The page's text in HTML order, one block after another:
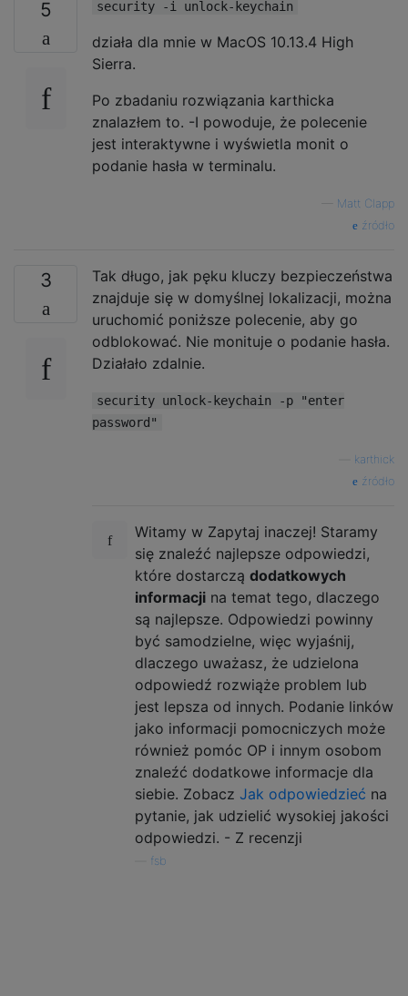
5 security -i unlock-keychain
działa dla mnie w MacOS 10.13.4 High
Sierra.
Po zbadaniu rozwiązania karthicka
znalazłem to. -I powoduje, że polecenie
jest interaktywne i wyświetla monit o
podanie hasła w terminalu.
Matt Clapp
źródło
3
Tak długo, jak pęku kluczy bezpieczeństwa
znajduje się w domyślnej lokalizacji, można
uruchomić poniższe polecenie, aby go
odblokować. Nie monituje o podanie hasła.
Działało zdalnie.
security unlock-keychain -p "enter
password"
karthick
źródło
Witamy w Zapytaj inaczej! Staramy
się znaleźć najlepsze odpowiedzi,
które dostarczą dodatkowych
informacji na temat tego, dlaczego
są najlepsze. Odpowiedzi powinny
być samodzielne, więc wyjaśnij,
dlaczego uważasz, że udzielona
odpowiedź rozwiąże problem lub
jest lepsza od innych. Podanie linków
jako informacji pomocniczych może
również pomóc OP i innym osobom
znaleźć dodatkowe informacje dla
siebie. Zobacz Jak odpowiedzieć na
pytanie, jak udzielić wysokiej jakości
odpowiedzi. - Z recenzji
fsb